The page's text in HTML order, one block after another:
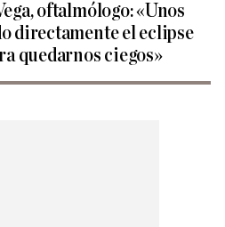
oftalmólogo: «Unos
directamente el eclipse
quedarnos ciegos»